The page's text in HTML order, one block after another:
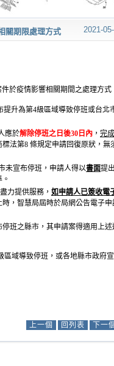
關期限處理方式 2021-
於疫情影響相關期間之處理方式
升為第4級區域導致停班或台北
應於解除停班之日後30 日內 ， 完成
標法第8 條規定申請回復原狀，無
未宣布停班，申請人得以書面提出
力提供服務， 如申請人已簽收電
，智慧局屆時於局網公告電子申
班之縣市，其申請案得適用上述
域導致停班，或各地縣市政府宣
上一個 回列表 下一